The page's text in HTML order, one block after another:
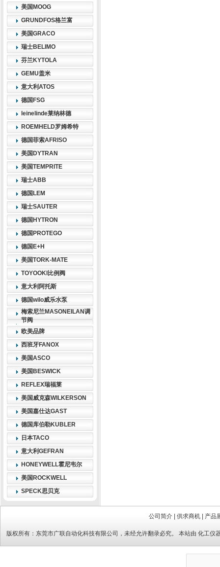
美国MOOG
GRUNDFOS格兰富
美国GRACO
瑞士BELIMO
芬兰KYTOLA
GEMU盖米
意大利ATOS
德国FSG
leinelinde莱纳林德
ROEMHELD罗姆希特
德国菲索AFRISO
美国DYTRAN
美国TEMPRITE
瑞士ABB
德国LEM
瑞士SAUTER
德国HYTRON
德国PROTEGO
德国E+H
美国TORK-MATE
TOYOOKI比例阀
意大利阿托斯
德国wilo威乐水泵
梅索尼兰MASONEILAN调
节阀
欧美品牌
西班牙FANOX
美国ASCO
美国BESWICK
REFLEX瑞福莱
美国威克森WILKERSON
美国嘉仕达GAST
德国库伯勒KUBLER
日本TACO
意大利GEFRAN
HONEYWELL霍尼韦尔
美国ROCKWELL
SPECK思贝克
公司简介 供求商机 产品
版权所有： 东莞市广联自动化科技有限公司 ，未经允许翻录必究。 本站由化工仪